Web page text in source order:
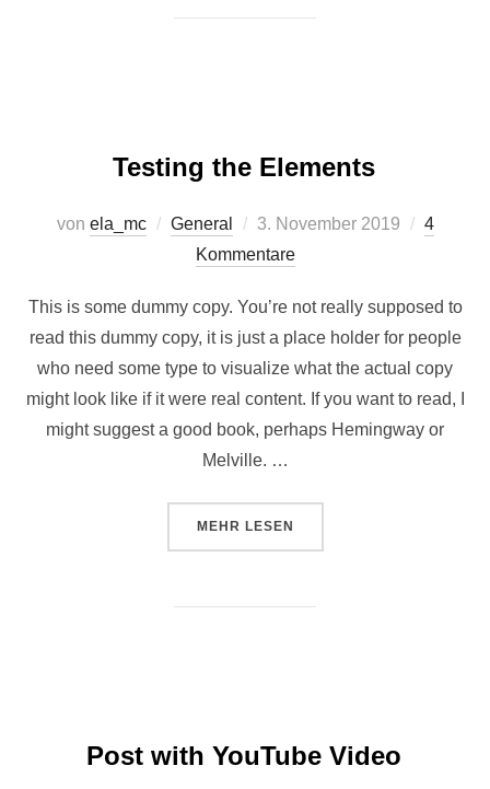
Testing the Elements
von ela_mc General
Veröffentlicht
am
3. November 2019
4
Kommentare
This is some dummy copy. You’re not really supposed to
read this dummy copy, it is just a place holder for people
who need some type to visualize what the actual copy
might look like if it were real content. If you want to read, I
might suggest a good book, perhaps Hemingway or
Melville. …
MEHR ÜBER „TESTING THE ELEMENTS“
LESEN
Post with YouTube Video